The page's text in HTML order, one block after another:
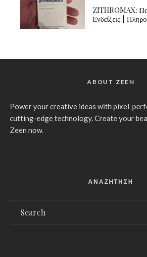
ZITHROMAX:
Ενδείξεις |
ABOUT ZEEN
Power your creative ideas with pixel-
cutting-edge technology. Create your
Zeen now.
ΑΝΑΖΗΤΗΣΗ